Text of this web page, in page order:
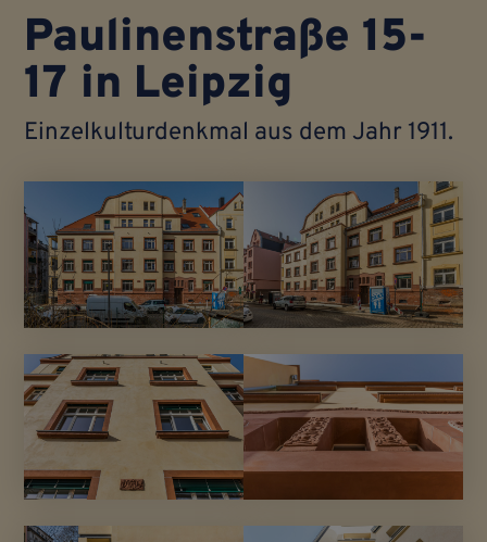
Paulinenstraße 15-
17 in Leipzig
Einzel­kultur­denkmal aus dem Jahr 1911.